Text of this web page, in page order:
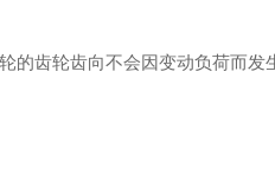
的齿轮齿向不会因变动负荷而发